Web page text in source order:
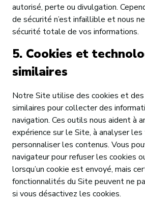
autorisé, perte ou divulgation.
de sécurité n’est infaillible et nous
sécurité totale de vos informations.
5. Cookies et
similaires
Notre Site utilise des cookies et
similaires pour collecter des
navigation. Ces outils nous aident à
expérience sur le Site, à analyser
personnaliser les contenus. Vous
navigateur pour refuser les cookies
lorsqu’un cookie est envoyé, mais
fonctionnalités du Site peuvent ne
si vous désactivez les cookies.